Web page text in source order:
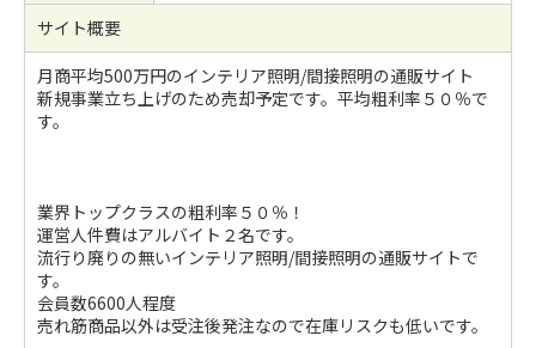
サイト概要
月商平均500万円のインテリア照明/間接照明の通販サイト
新規事業立ち上げのため売却予定です。平均粗利率５０％で
す。
業界トップクラスの粗利率５０％！
運営人件費はアルバイト２名です。
流行り廃りの無いインテリア照明/間接照明の通販サイトで
す。
会員数6600人程度
売れ筋商品以外は受注後発注なので在庫リスクも低いです。